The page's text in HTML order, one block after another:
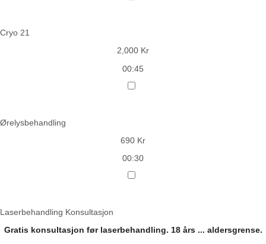
Cryo 21
2,000 Kr
00:45
Ørelysbehandling
690 Kr
00:30
Laserbehandling Konsultasjon
Gratis konsultasjon før laserbehandling. 18 års ... aldersgrense.